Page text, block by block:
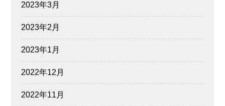
2023年3月
2023年2月
2023年1月
2022年12月
2022年11月